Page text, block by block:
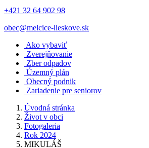
+421 32 64 902 98
obec@melcice-lieskove.sk
Ako vybaviť
Zverejňovanie
Zber odpadov
Územný plán
Obecný podnik
Zariadenie pre seniorov
Úvodná stránka
Život v obci
Fotogaleria
Rok 2024
MIKULÁŠ